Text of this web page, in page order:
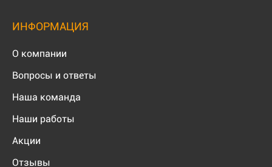
ИНФОРМАЦИЯ
О компании
Вопросы и ответы
Наша команда
Наши работы
Акции
Отзывы